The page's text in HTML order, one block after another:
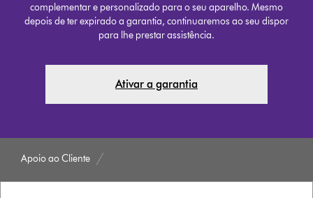
complementar e personalizado para o seu aparelho. Mesmo
depois de ter expirado a garantia, continuaremos ao seu dispor
para lhe prestar assistência.
Ativar a garantia
Apoio ao Cliente